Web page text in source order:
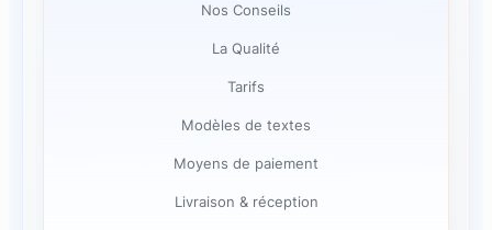
Nos Conseils
La Qualité
Tarifs
Modèles de textes
Moyens de paiement
Livraison & réception